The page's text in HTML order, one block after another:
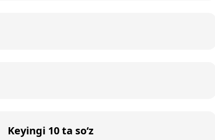
Keyingi 10 ta so‘z